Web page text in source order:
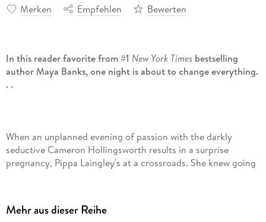
Merken Empfehlen Bewerten
In this reader favorite from #1 New York Times bestselling
author Maya Banks, one night is about to change everything.
. .
When an unplanned evening of passion with the darkly
seductive Cameron Hollingsworth results in a surprise
pregnancy, Pippa Laingley's at a crossroads. She knew going
that again.
Mehr aus dieser Reihe